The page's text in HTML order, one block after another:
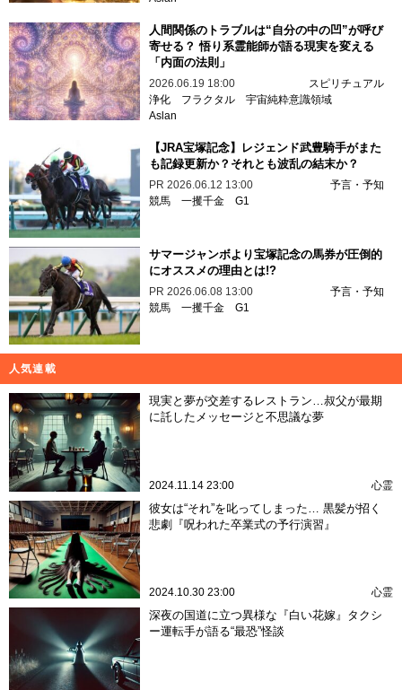
人間関係のトラブルは“自分の中の凹”が呼び
寄せる？ 悟り系霊能師が語る現実を変える
「内面の法則」
2026.06.19 18:00
スピリチュアル
浄化
フラクタル 宇宙純粋意識領域
Aslan
【JRA宝塚記念】レジェンド武豊騎手がまた
も記録更新か？それとも波乱の結末か？
PR 2026.06.12 13:00
予言・予知
競馬 一攫千金 G1
サマージャンボより宝塚記念の馬券が圧倒的
にオススメの理由とは!?
PR 2026.06.08 13:00
予言・予知
競馬 一攫千金 G1
人気連載
現実と夢が交差するレストラン…叔父が最期
に託したメッセージと不思議な夢
2024.11.14 23:00 心霊
彼女は“それ”を叱ってしまった… 黒髪が招く
悲劇『呪われた卒業式の予行演習』
2024.10.30 23:00 心霊
深夜の国道に立つ異様な『白い花嫁』タクシ
ー運転手が語る“最恐”怪談